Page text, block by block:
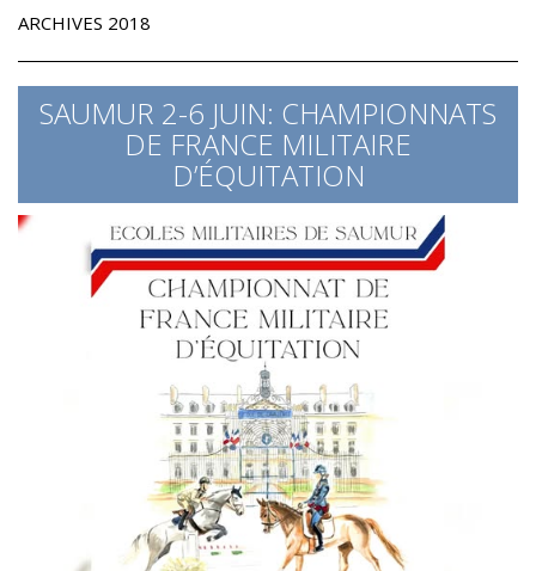
ARCHIVES 2018
SAUMUR 2-6 JUIN: CHAMPIONNATS
DE FRANCE MILITAIRE
D’ÉQUITATION